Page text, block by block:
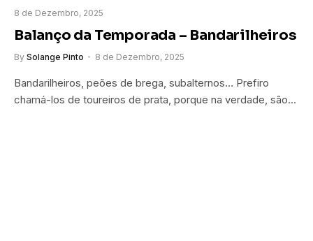
8 de Dezembro, 2025
Balanço da Temporada – Bandarilheiros
By Solange Pinto 8 de Dezembro, 2025
Bandarilheiros, peões de brega, subalternos… Prefiro
chamá-los de toureiros de prata, porque na verdade, são…